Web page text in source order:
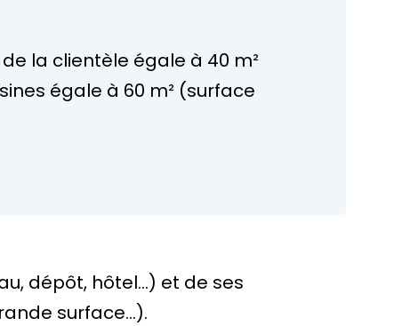
la clientèle égale à 40 m²
égale à 60 m² (surface
dépôt, hôtel…) et de ses
surface…).